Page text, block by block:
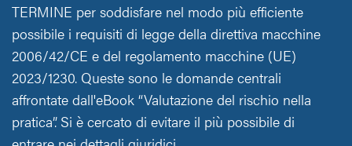
TERMINE per soddisfare nel modo più efficiente
possibile i requisiti di legge della direttiva macchine
2006/42/CE e del regolamento macchine (UE)
2023/1230. Queste sono le domande centrali
affrontate dall'eBook “Valutazione del rischio nella
pratica”. Si è cercato di evitare il più possibile di